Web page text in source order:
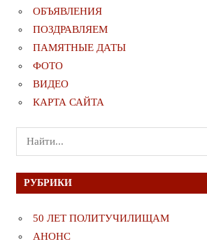
ОБЪЯВЛЕНИЯ
ПОЗДРАВЛЯЕМ
ПАМЯТНЫЕ ДАТЫ
ФОТО
ВИДЕО
КАРТА САЙТА
Поиск
для:
РУБРИКИ
50 ЛЕТ ПОЛИТУЧИЛИЩАМ
АНОНС